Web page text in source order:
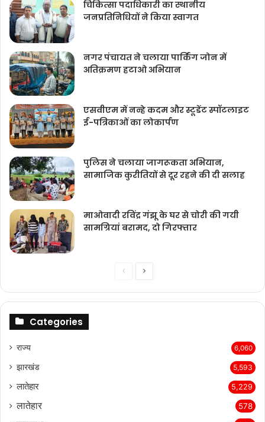
चिकित्‍सा पदाधिकारी का स्थानीय
जनप्रतिनिधियों ने किया स्वागत
नगर पंचायत ने चलाया पार्किंग जोन में
अतिक्रमण हटाओ अभियान
एसवीएम में नन्हे कदम और स्टूडेंट स्पॉटलाइट
ई-पत्रिकाओं का लोकार्पण
पुलिस ने चलाया जागरूकता अभियान,
सामाजिक कुरीतियों से दूर रहने की दी सलाह
माओवादी रविंद्र गंझू के घर से चोरी की गयी
सामग्रियां बरामद, दो गिरफ्तार
PreviousNext
Categories
राज्‍य 6,060
झारखंड 5,593
लातेहार 5,229
लातेहार 578